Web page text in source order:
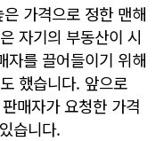
가격으로 정한 맨해
자기의 부동산이 시
자를 끌어들이기 위해
했습니다. 앞으로
매자가 요청한 가격
습니다.